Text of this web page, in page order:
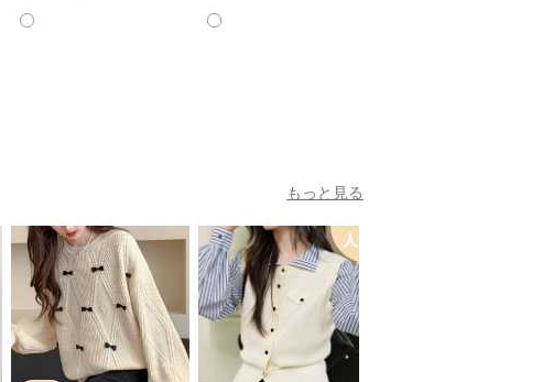
もっと見る
人気